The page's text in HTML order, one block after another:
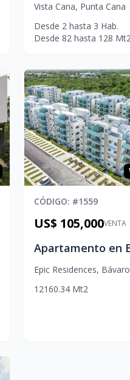
Vista Cana, Punta Cana
Desde 2 hasta 3 Hab.
Desde 82 hasta 128
CÓDIGO: #1559
VENTA
US$ 105,000
Epic Residences, Bávaro
1 2160.34 Mt2